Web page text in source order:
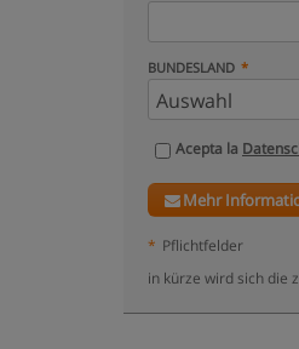
BUNDESLAND
Acepta la
Mehr
* Pflichtfelder
in kürze wird sich die